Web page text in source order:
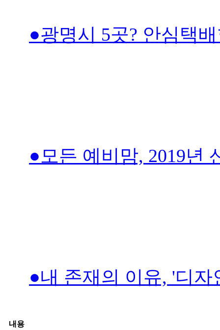
내용
●광명시 5곳? 안심택
●모든 예비맘, 2019년
●내 존재의 이유, '디자